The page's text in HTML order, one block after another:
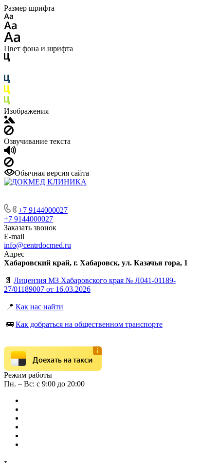
Размер шрифта
Цвет фона и шрифта
Изображения
Озвучивание текста
Обычная версия сайта
+7 9144000027
+7 9144000027
Заказать звонок
E-mail
info@centrdocmed.ru
Адрес
Хабаровский край, г. Хабаровск, ул. Казачья гора, 1
📄 Лицензия МЗ Хабаровского края № Л041-01189-
27/01189007 от 16.03.2026
📍 Как нас найти
🚌 Как добраться на общественном транспорте
Доехать на такси
Режим работы
Пн. – Вс: с 9:00 до 20:00